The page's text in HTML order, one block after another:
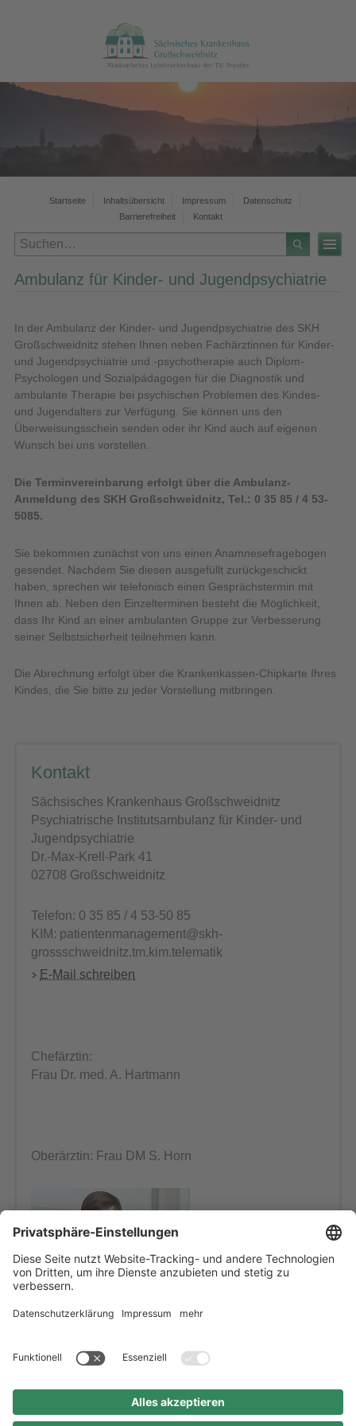
Startseite Inhaltsübersicht Impressum
Datenschutz
Barrierefreiheit
Kontakt
Ambulanz für Kinder- und Jugendpsychiatrie
In der Ambulanz der Kinder- und Jugendpsychiatrie des SKH
Großschweidnitz stehen Ihnen neben Fachärztinnen für Kinder-
und Jugendpsychiatrie und -psychotherapie auch Diplom-
Psychologen und Sozialpädagogen für die Diagnostik und
ambulante Therapie bei psychischen Problemen des Kindes-
und Jugendalters zur Verfügung. Sie können uns den
Überweisungsschein senden oder ihr Kind auch auf eigenen
Wunsch bei uns vorstellen.
Die Terminvereinbarung erfolgt über die Ambulanz-
Anmeldung des SKH Großschweidnitz, Tel.: 0 35 85 / 4 53-
5085.
Sie bekommen zunächst von uns einen Anamnesefragebogen
gesendet. Nachdem Sie diesen ausgefüllt zurückgeschickt
haben, sprechen wir telefonisch einen Gesprächstermin mit
Ihnen ab. Neben den Einzelterminen besteht die Möglichkeit,
dass Ihr Kind an einer ambulanten Gruppe zur Verbesserung
seiner Selbstsicherheit teilnehmen kann.
Die Abrechnung erfolgt über die Krankenkassen-Chipkarte Ihres
Kindes, die Sie bitte zu jeder Vorstellung mitbringen.
Kontakt
Sächsisches Krankenhaus Großschweidnitz
Psychiatrische Institutsambulanz für Kinder- und
Jugendpsychiatrie
Dr.-Max-Krell-Park 41
02708 Großschweidnitz
Telefon: 0 35 85 / 4 53-50 85
KIM: patientenmanagement@skh-
grossschweidnitz.tm.kim.telematik
E-Mail schreiben
Chefärztin:
Frau Dr. med. A. Hartmann
Oberärztin: Frau DM S. Horn